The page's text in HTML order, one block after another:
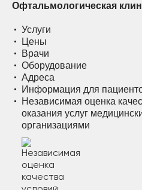
Офтальмологическая
Услуги
Цены
Врачи
Оборудование
Адреса
Информация для
Независимая оценка
оказания услуг
организациями